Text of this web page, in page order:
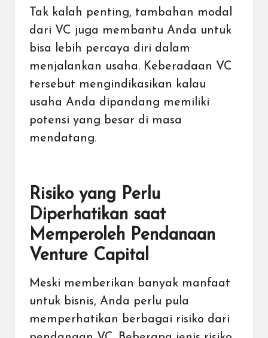
Tak kalah penting, tambahan modal
dari VC juga membantu Anda untuk
bisa lebih percaya diri dalam
menjalankan usaha. Keberadaan VC
tersebut mengindikasikan kalau
usaha Anda dipandang memiliki
potensi yang besar di masa
mendatang.
Risiko yang Perlu
Diperhatikan saat
Memperoleh Pendanaan
Venture Capital
Meski memberikan banyak manfaat
untuk bisnis, Anda perlu pula
memperhatikan berbagai risiko dari